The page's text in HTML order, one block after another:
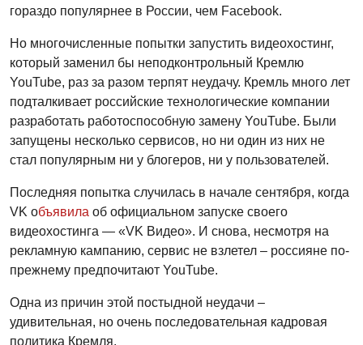
гораздо популярнее в России, чем Facebook.
Но многочисленные попытки запустить видеохостинг,
который заменил бы неподконтрольный Кремлю
YouTube, раз за разом терпят неудачу. Кремль много лет
подталкивает российские технологические компании
разработать работоспособную замену YouTube. Были
запущены несколько сервисов, но ни один из них не
стал популярным ни у блогеров, ни у пользователей.
Последняя попытка случилась в начале сентября, когда
VK объявила об официальном запуске своего
видеохостинга — «VK Видео». И снова, несмотря на
рекламную кампанию, сервис не взлетел – россияне по-
прежнему предпочитают YouTube.
Одна из причин этой постыдной неудачи –
удивительная, но очень последовательная кадровая
политика Кремля.